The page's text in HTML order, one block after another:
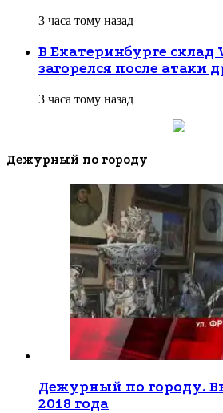
3 часа тому назад
В Екатеринбурге склад
загорелся после атаки
3 часа тому назад
Дежурный по городу
Дежурный по городу.
2018 года